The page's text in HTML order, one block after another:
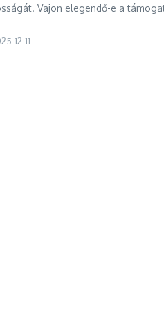
Vajon elegendő-e a
12-11